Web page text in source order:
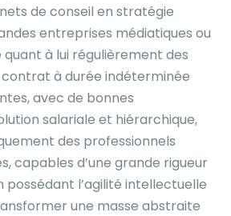
de conseil en stratégie
entreprises médiatiques ou
quant à lui régulièrement des
à durée indéterminée
avec de bonnes
salariale et hiérarchique,
des professionnels
capables d’une grande rigueur
possédant l’agilité intellectuelle
une masse abstraite